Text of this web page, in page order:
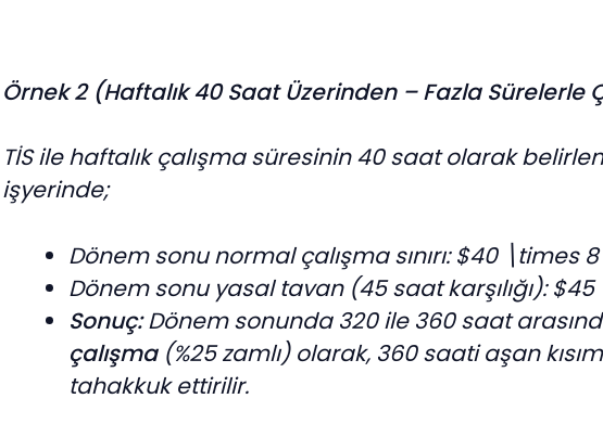
Örnek 2 (Haftalık 40 Saat Üzerinden – Fazla Sürelerle
TİS ile haftalık çalışma süresinin 40 saat olarak
işyerinde;
Dönem sonu normal çalışma sınırı: $40 \times
Dönem sonu yasal tavan (45 saat karşılığı):
Sonuç:Dönem sonunda 320 ile 360 saat
çalışma(%25 zamlı) olarak, 360 saati aşan
tahakkuk ettirilir.